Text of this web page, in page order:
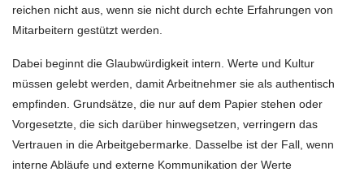
reichen nicht aus, wenn sie nicht durch echte Erfahrungen von
Mitarbeitern gestützt werden.
Dabei beginnt die Glaubwürdigkeit intern. Werte und Kultur
müssen gelebt werden, damit Arbeitnehmer sie als authentisch
empfinden. Grundsätze, die nur auf dem Papier stehen oder
Vorgesetzte, die sich darüber hinwegsetzen, verringern das
Vertrauen in die Arbeitgebermarke. Dasselbe ist der Fall, wenn
interne Abläufe und externe Kommunikation der Werte